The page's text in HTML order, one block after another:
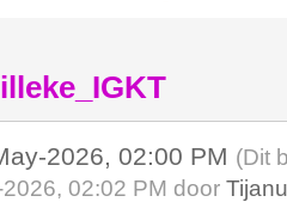
2026, 02:00 PM (Dit
2026, 02:02 PM door